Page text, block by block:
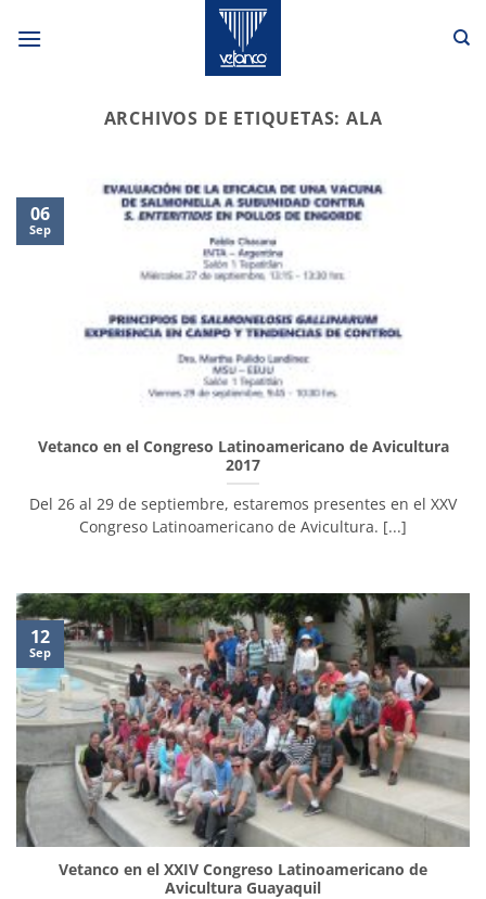
ARCHIVOS DE ETIQUETAS: ALA
Vetanco en el Congreso Latinoamericano de Avicultura
2017
Del 26 al 29 de septiembre, estaremos presentes en el XXV
Congreso Latinoamericano de Avicultura. [...]
06
Sep
Vetanco en el XXIV Congreso Latinoamericano de
Avicultura Guayaquil
12
Sep